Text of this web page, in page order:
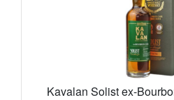
Kavalan Solist ex-